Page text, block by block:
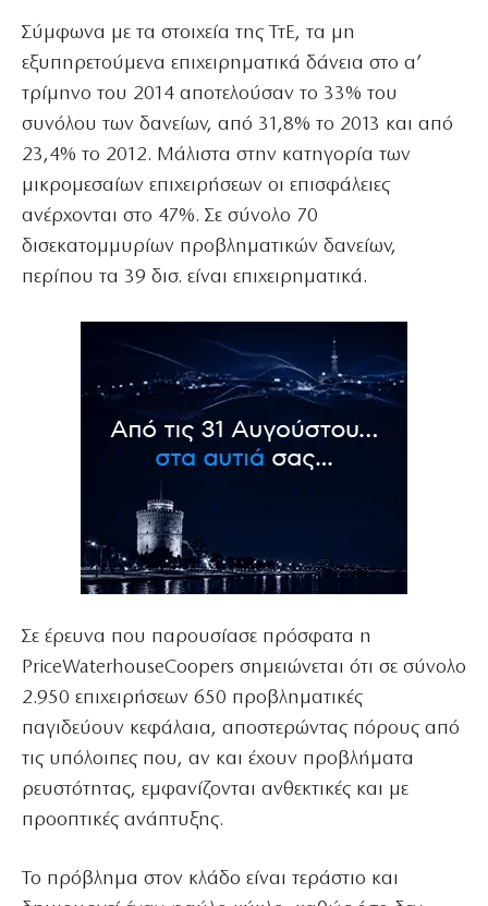
Σύμφωνα με τα στοιχεία της ΤτΕ, τα μη
εξυπηρετούμενα επιχειρηματικά δάνεια στο α’
τρίμηνο του 2014 αποτελούσαν το 33% του
συνόλου των δανείων, από 31,8% το 2013 και από
23,4% το 2012. Μάλιστα στην κατηγορία των
μικρομεσαίων επιχειρήσεων οι επισφάλειες
ανέρχονται στο 47%. Σε σύνολο 70
δισεκατομμυρίων προβληματικών δανείων,
περίπου τα 39 δισ. είναι επιχειρηματικά.
Σε έρευνα που παρουσίασε πρόσφατα η
PriceWaterhouseCoopers σημειώνεται ότι σε σύνολο
2.950 επιχειρήσεων 650 προβληματικές
παγιδεύουν κεφάλαια, αποστερώντας πόρους από
τις υπόλοιπες που, αν και έχουν προβλήματα
ρευστότητας, εμφανίζονται ανθεκτικές και με
προοπτικές ανάπτυξης.
Το πρόβλημα στον κλάδο είναι τεράστιο και